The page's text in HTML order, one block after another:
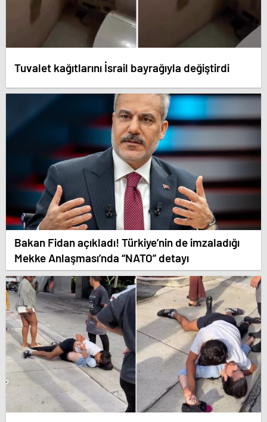
Tuvalet kağıtlarını İsrail bayrağıyla değiştirdi
Bakan Fidan açıkladı! Türkiye’nin de imzaladığı
Mekke Anlaşması’nda “NATO” detayı